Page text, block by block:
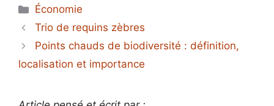
Catégories
Économie
Trio de requins zèbres
Points chauds de biodiversité : définition,
localisation et importance